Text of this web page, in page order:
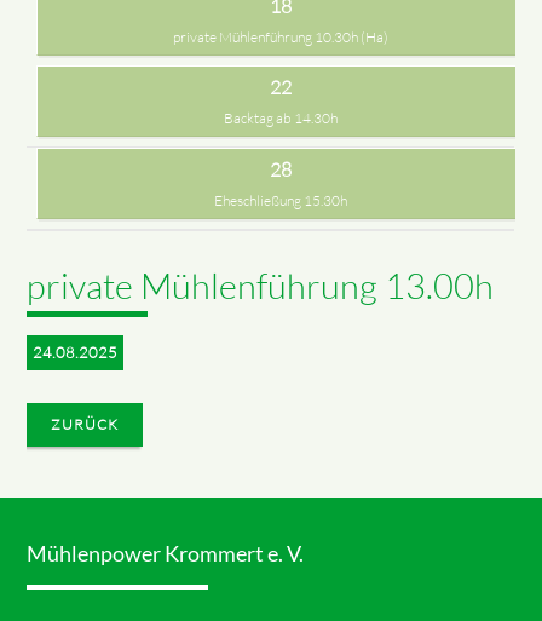
18
private Mühlenführung 10.30h (Ha)
22
Backtag ab 14.30h
28
Eheschließung 15.30h
private Mühlenführung 13.00h
24.08.2025
ZURÜCK
Mühlenpower Krommert e. V.